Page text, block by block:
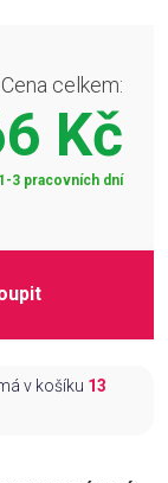
Cena celkem:
Kč
3 pracovních dní
v košíku 13